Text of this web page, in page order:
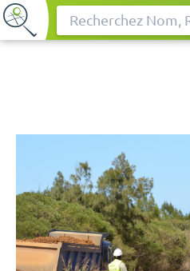
Rechercher